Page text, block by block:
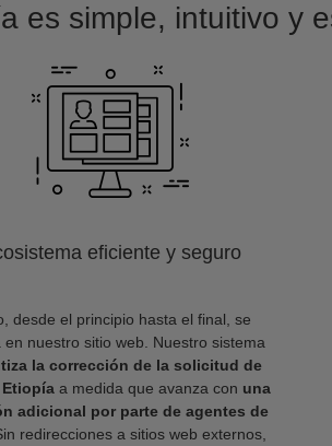
es simple, intuitivo y
eficiente y seguro
desde el principio hasta el final, se
en nuestro sitio web. Nuestro sistema
la corrección de la solicitud de
a medida que avanza con una
adicional por parte de agentes de
redirecciones a sitios web externos,